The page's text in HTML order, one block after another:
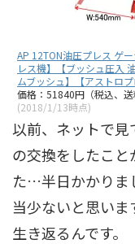
AP 12TON油圧プレス ゲ
レス機】【ブッシュ圧入
ムブッシュ】【アストロプ
価格：51840円（税込、
(2018/1/13時点)
以前、ネットで
の交換をしたこ
た…半日かかりま
当少ないと思い
生き返るんです。